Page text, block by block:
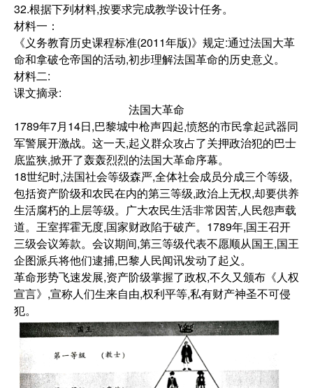
32.根据下列材料,按要求完成教学设计任务。
材料一：
《义务教育历史课程标准(2011年版)》规定:通过法国大革
命和拿破仓帝国的活动,初步理解法国革命的历史意义。
材料二:
课文摘录:
法国大革命
1789年7月14日,巴黎城中枪声四起,愤怒的市民拿起武器同
军警展开激战。这一天,起义群众攻占了关押政治犯的巴士
底监狭,掀开了轰轰烈烈的法国大革命序幕。
18世纪时,法国社会等级森严,全体社会成员分成三个等级,
包括资产阶级和农民在内的第三等级,政治上无权,却要供养
生活腐朽的上层等级。广大农民生活非常因苦,人民怨声载
道。王室挥霍无度,国家财政陷于破产。1789年,国王召开
三级会议筹款。会议期间,第三等级代表不愿顺从国王,国王
企图派兵将他们逮捕,巴黎人民闻讯发动了起义。
革命形势飞速发展,资产阶级掌握了政权,不久又颁布《人权
宣言》,宣称人们生来自由,权利平等,私有财产神圣不可侵
犯。